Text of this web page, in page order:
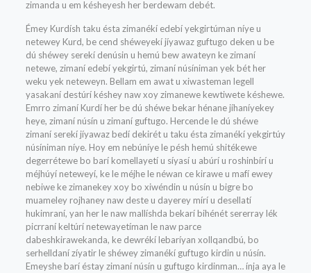
zimanda u em késheyesh her berdewam debét.
Émey Kurdísh taku ésta zimanékí edebí yekgirtúman níye u
netewey Kurd, be cend shéweyekí jíyawaz guftugo deken u be
dú shéwey serekí denúsin u hemú bew awateyn ke zimaní
netewe, zimaní edebí yekgirtú, zimaní núsíniman yek bét her
weku yek neteweyn. Bellam em awat u xiwasteman legell
yasakaní destúrí késhey naw xoy zimanewe kewtiwete késhewe.
Emrro zimaní Kurdí her be dú shéwe bekar hénane jíhaníyekey
heye, zimaní núsín u zimaní guftugo. Hercende le dú shéwe
zimaní serekí jíyawaz bedí dekirét u taku ésta zimanékí yekgirtúy
núsíniman níye. Hoy em nebúníye le pésh hemú shitékewe
degerrétewe bo barí komellayetí u síyasí u abúrí u roshinbírí u
méjhúyí neteweyí, ke le méjhe le néwan ce kirawe u mafí ewey
nebiwe ke zimanekey xoy bo xiwéndin u núsín u bigre bo
muameley rojhaney naw deste u dayerey mírí u desellatí
hukimraní, yan her le naw mallíshda bekarí bihénét sererray lék
picrraní keltúrí netewayetíman le naw parce
dabeshkirawekanda, ke dewrékí lebaríyan xollqandbú, bo
serhelldaní zíyatir le shéwey zimanékí guftugo kirdin u núsín.
Emeyshe barí éstay zimaní núsín u guftugo kirdinman… ínja aya le